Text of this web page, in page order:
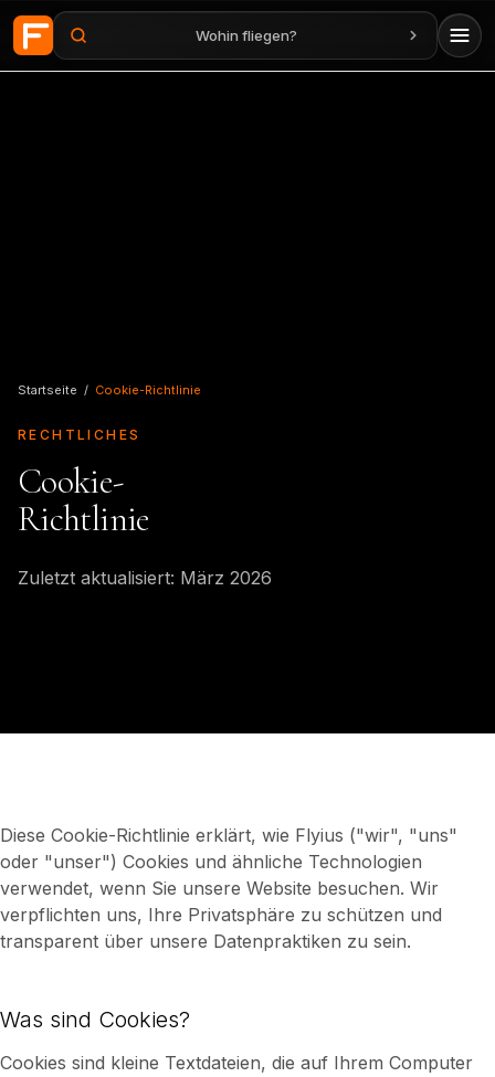
Zum Hauptinhalt springenWohin fliegen?
Startseite / Cookie-Richtlinie
RECHTLICHES
Cookie-
Richtlinie
Zuletzt aktualisiert: März 2026
Diese Cookie-Richtlinie erklärt, wie Flyius ("wir", "uns"
oder "unser") Cookies und ähnliche Technologien
verwendet, wenn Sie unsere Website besuchen. Wir
verpflichten uns, Ihre Privatsphäre zu schützen und
transparent über unsere Datenpraktiken zu sein.
Was sind Cookies?
Cookies sind kleine Textdateien, die auf Ihrem Computer